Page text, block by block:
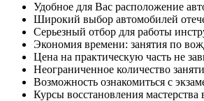
Удобное для Вас расположение
Широкий выбор автомобилей
Серьезный отбор для работы
Экономия времени: занятия по
Цена на практическую часть не
Неограниченное количество
Возможность ознакомиться с
Курсы восстановления мастерства